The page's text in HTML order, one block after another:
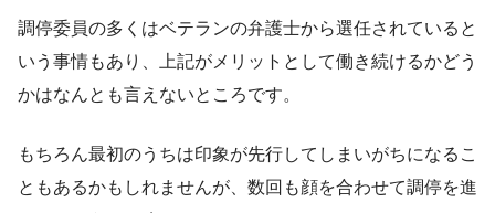
調停委員の多くはベテランの弁護士から選任されていると
いう事情もあり、上記がメリットとして働き続けるかどう
かはなんとも言えないところです。
もちろん最初のうちは印象が先行してしまいがちになるこ
ともあるかもしれませんが、数回も顔を合わせて調停を進